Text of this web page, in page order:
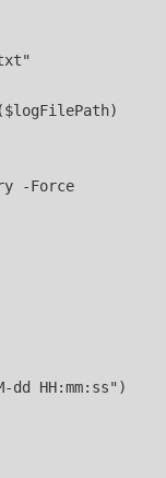
-Force
dd HH:mm:ss")